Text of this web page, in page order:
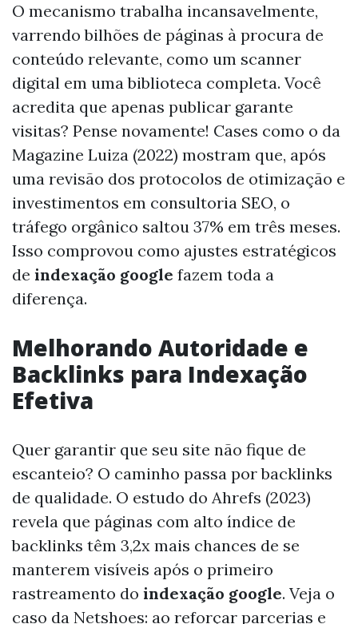
O mecanismo trabalha incansavelmente,
varrendo bilhões de páginas à procura de
conteúdo relevante, como um scanner
digital em uma biblioteca completa. Você
acredita que apenas publicar garante
visitas? Pense novamente! Cases como o da
Magazine Luiza (2022) mostram que, após
uma revisão dos protocolos de otimização e
investimentos em consultoria SEO, o
tráfego orgânico saltou 37% em três meses.
Isso comprovou como ajustes estratégicos
de indexação google fazem toda a
diferença.
Melhorando Autoridade e
Backlinks para Indexação
Efetiva
Quer garantir que seu site não fique de
escanteio? O caminho passa por backlinks
de qualidade. O estudo do Ahrefs (2023)
revela que páginas com alto índice de
backlinks têm 3,2x mais chances de se
manterem visíveis após o primeiro
rastreamento do indexação google. Veja o
caso da Netshoes: ao reforçar parcerias e